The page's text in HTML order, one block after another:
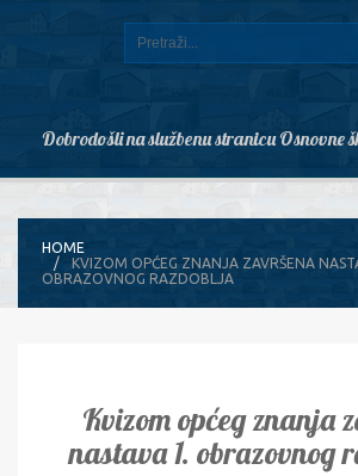
Dobrodošli na službenu stranicu Osnovne
HOME
KVIZOM OPĆEG ZNANJA ZAVRŠENA
OBRAZOVNOG RAZDOBLJA
Kvizom općeg znanja
nastava 1. obrazovnog